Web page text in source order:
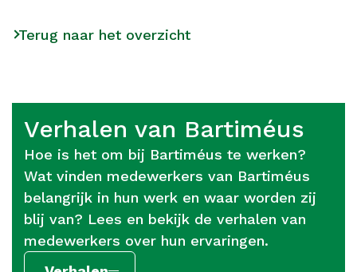
Terug naar het overzicht
Verhalen van Bartiméus
Hoe is het om bij Bartiméus te werken?
Wat vinden medewerkers van Bartiméus
belangrijk in hun werk en waar worden zij
blij van? Lees en bekijk de verhalen van
medewerkers over hun ervaringen.